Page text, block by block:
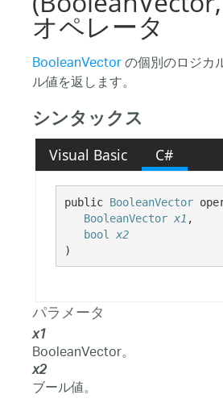
オペレータ
BooleanVectorの個別のロジカ
ル値を返します。
シンタックス
Visual Basic C#
public BooleanVector
BooleanVector x1 ,
bool
x2
)
パラメータ
x1
BooleanVector。
x2
ブール値。